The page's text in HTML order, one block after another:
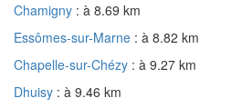
Chamigny : à 8.69 km
Essômes-sur-Marne : à 8.82 km
Chapelle-sur-Chézy : à 9.27 km
Dhuisy : à 9.46 km